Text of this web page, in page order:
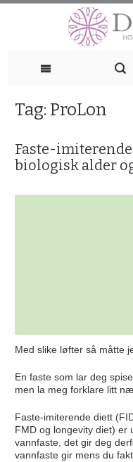
Tag: ProLon
Faste-
biologisk alder
Med slike løfter så måtte
En faste som lar deg
men la meg forklare litt
Faste-imiterende diett
FMD og longevity diet) er
vannfaste, det gir deg
vannfaste gir mens du